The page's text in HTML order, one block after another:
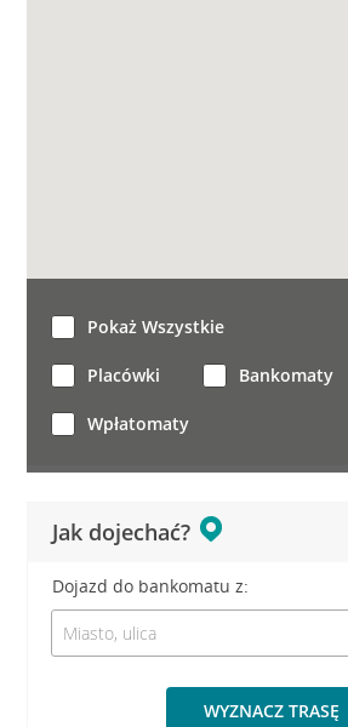
Jak dojechać?
Dojazd do bankomatu z:
WYZNACZ TRASĘ
Pokaż Wszystkie
Placówki Bankomaty
Wpłatomaty